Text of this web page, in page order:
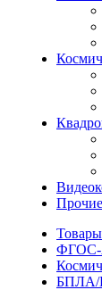
ФГОС-
БПЛА/